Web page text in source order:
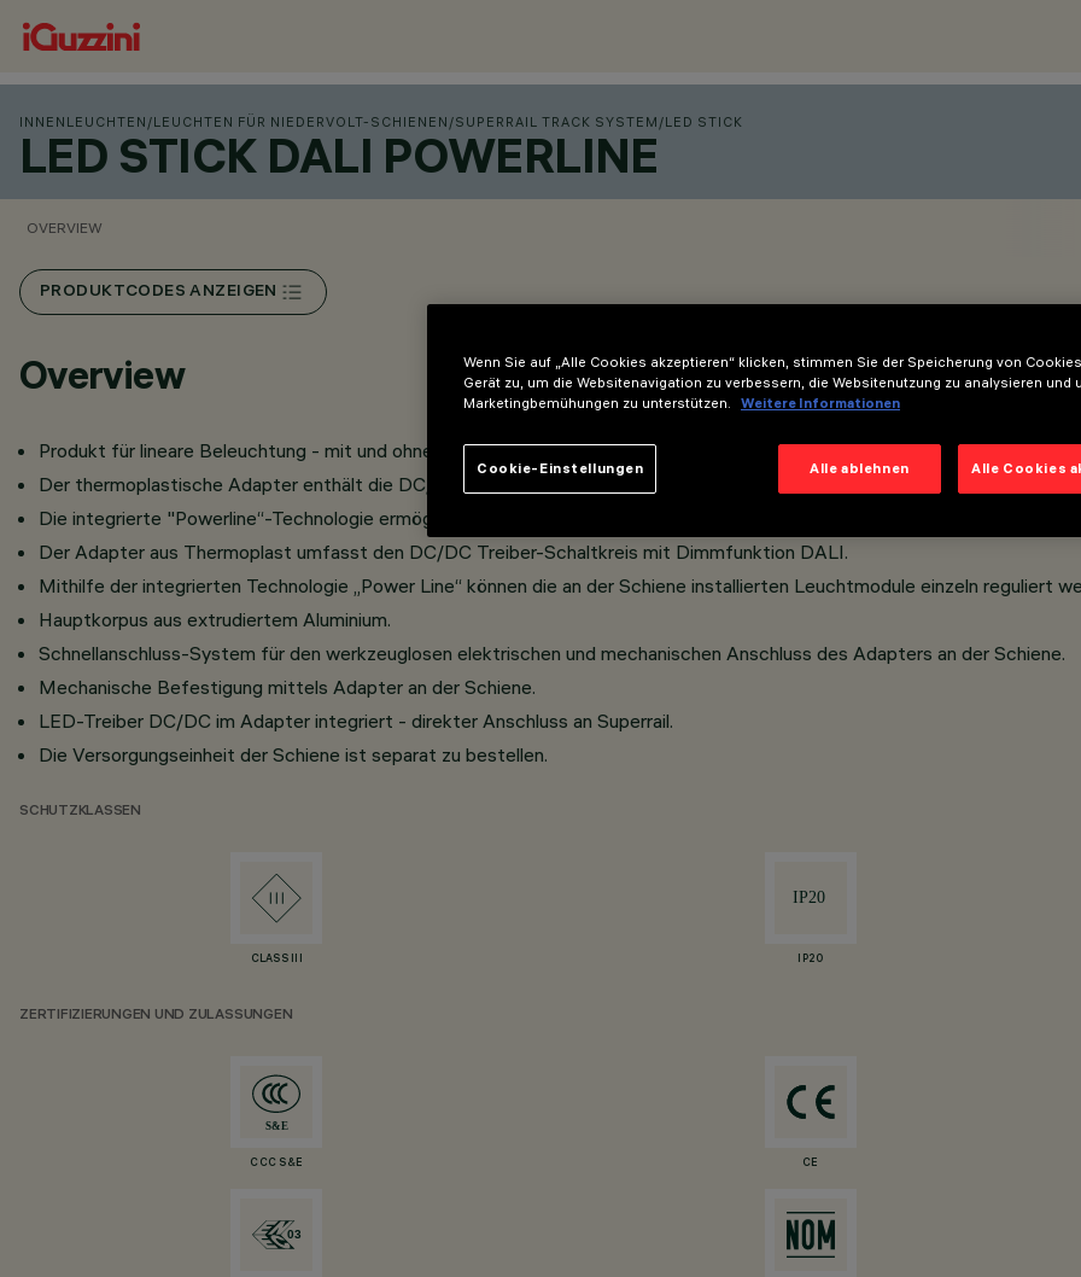
INNENLEUCHTEN /LEUCHTEN FÜR NIEDERVOLT-SCHIENEN /SUPERRAIL TRACK SYSTEM /LED STICK
LED STICK DALI POWERLINE
OVERVIEW
PRODUKTCODES ANZEIGEN
Overview
Produkt für lineare Beleuchtung - mit und ohne einfarbiger, weißer LED - komplett mit Adapter für den Einbau auf Schiene
Der thermoplastische Adapter enthält die DC/DC-Treiberschaltung mit dimmbarer DALI-Funktionalität.
Die integrierte "Powerline“-Technologie ermöglicht die unabhängige Steuerung jedes in die Schiene eingesetzten
Der Adapter aus Thermoplast umfasst den DC/DC Treiber-Schaltkreis mit Dimmfunktion DALI.
Mithilfe der integrierten Technologie „Power Line“ können die an der Schiene installierten Leuchtmodule einzeln reguliert
Hauptkorpus aus extrudiertem Aluminium.
Schnellanschluss-System für den werkzeuglosen elektrischen und mechanischen Anschluss des Adapters an der Schiene.
Mechanische Befestigung mittels Adapter an der Schiene.
LED-Treiber DC/DC im Adapter integriert - direkter Anschluss an Superrail.
Die Versorgungseinheit der Schiene ist separat zu bestellen.
SCHUTZKLASSEN
CLASS III IP20
ZERTIFIZIERUNGEN UND ZULASSUNGEN
CCC S&E CE
Wenn Sie auf „Alle Cookies akzeptieren“ klicken, stimmen Sie der Speicherung von
Gerät zu, um die Websitenavigation zu verbessern, die Websitenutzung zu analysieren und
Marketingbemühungen zu unterstützen.
Weitere Informationen
Alle ablehnen Alle Cookies
Cookie-Einstellungen